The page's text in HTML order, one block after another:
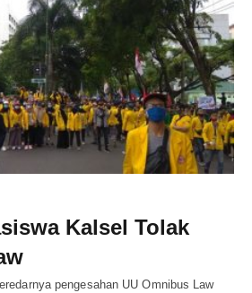
Kalsel Tolak
pengesahan UU Omnibus Law